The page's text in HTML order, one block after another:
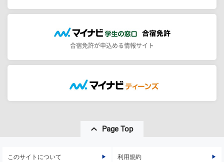
合宿免許が申込める情報サイト
Page Top
このサイトについて 利用規約